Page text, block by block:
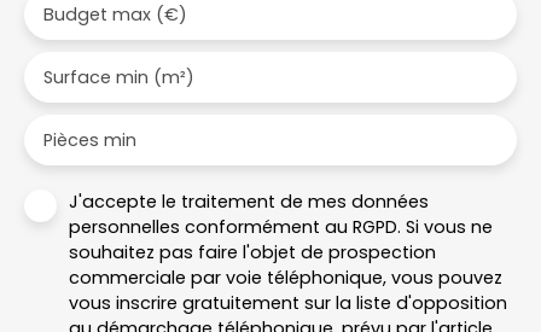
Budget max (€)
Surface min (m²)
Pièces min
J'accepte le traitement de mes données
personnelles conformément au RGPD. Si vous ne
souhaitez pas faire l'objet de prospection
commerciale par voie téléphonique, vous pouvez
vous inscrire gratuitement sur la liste d'opposition